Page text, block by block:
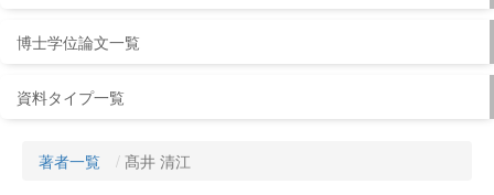
博士学位論文一覧
資料タイプ一覧
著者一覧 髙井 清江